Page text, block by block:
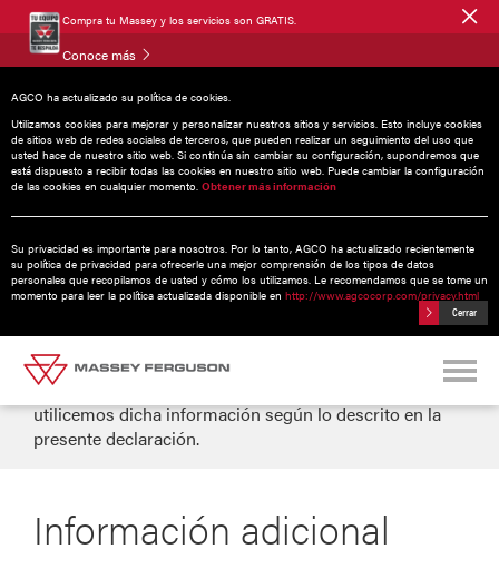
Compra tu Massey y los servicios son GRATIS.
Conoce más
AGCO ha actualizado su política de cookies.
Utilizamos cookies para mejorar y personalizar nuestros sitios y servicios. Esto incluye cookies
de sitios web de redes sociales de terceros, que pueden realizar un seguimiento del uso que
usted hace de nuestro sitio web. Si continúa sin cambiar su configuración, supondremos que
está dispuesto a recibir todas las cookies en nuestro sitio web. Puede cambiar la configuración
de las cookies en cualquier momento. Obtener más información
Su privacidad es importante para nosotros. Por lo tanto, AGCO ha actualizado recientemente
su política de privacidad para ofrecerle una mejor comprensión de los tipos de datos
personales que recopilamos de usted y cómo los utilizamos. Le recomendamos que se tome un
momento para leer la política actualizada disponible en http://www.agcocorp.com/privacy.html
Cerrar
AVISO DE PRIVACIDAD
Para AGCO Corporation y sus filiales («AGCO») el
objetivo de esta declaración es explicar el uso que
realizamos de información personal que podamos
obtener de usted a través sitios web, información
recibida durante la gestión de la venta de alguno de
privacidad de sus datos personales es importante para
AGCO. Proporcionar esta información es facultativo. Al
firmar este documento, consiente que recopilemos y
utilicemos dicha información según lo descrito en la
presente declaración.
Información adicional